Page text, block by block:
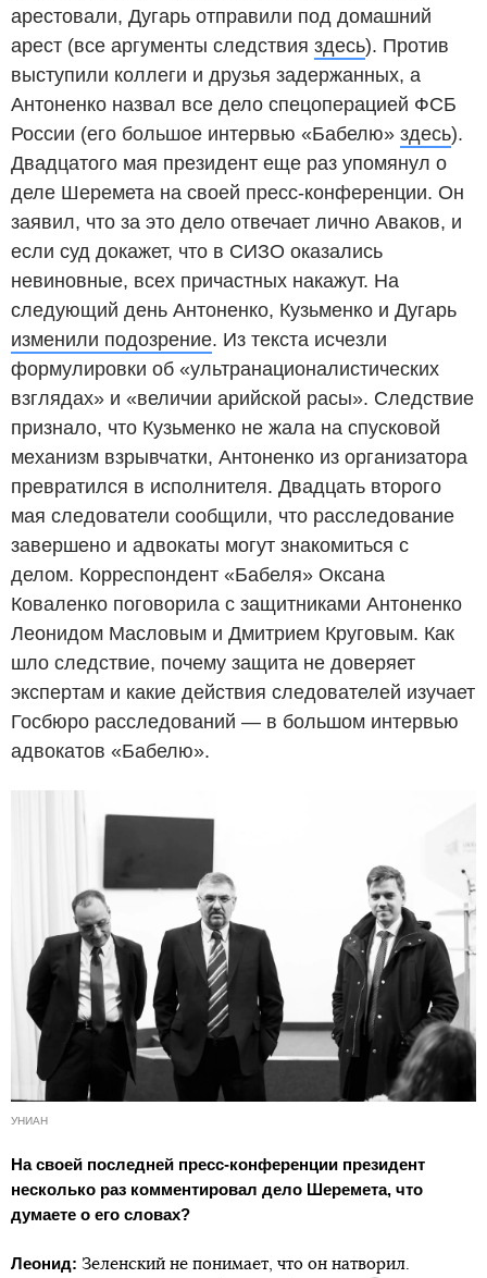
арестовали, Дугарь отправили под домашний
арест (все аргументы следствия здесь). Против
выступили коллеги и друзья задержанных, а
Антоненко назвал все дело спецоперацией ФСБ
России (его большое интервью «Бабелю» здесь).
Двадцатого мая президент еще раз упомянул о
деле Шеремета на своей пресс-конференции. Он
заявил, что за это дело отвечает лично Аваков, и
если суд докажет, что в СИЗО оказались
невиновные, всех причастных накажут. На
следующий день Антоненко, Кузьменко и Дугарь
изменили подозрение. Из текста исчезли
формулировки об «ультранационалистических
взглядах» и «величии арийской расы». Следствие
признало, что Кузьменко не жала на спусковой
механизм взрывчатки, Антоненко из организатора
превратился в исполнителя. Двадцать второго
мая следователи сообщили, что расследование
завершено и адвокаты могут знакомиться с
делом. Корреспондент «Бабеля» Оксана
Коваленко поговорила с защитниками Антоненко
Леонидом Масловым и Дмитрием Круговым. Как
шло следствие, почему защита не доверяет
экспертам и какие действия следователей изучает
Госбюро расследований — в большом интервью
адвокатов «Бабелю».
УНИАН
На своей последней пресс-конференции президент
несколько раз комментировал дело Шеремета, что
думаете о его словах?
Леонид: Зеленский не понимает, что он натворил.